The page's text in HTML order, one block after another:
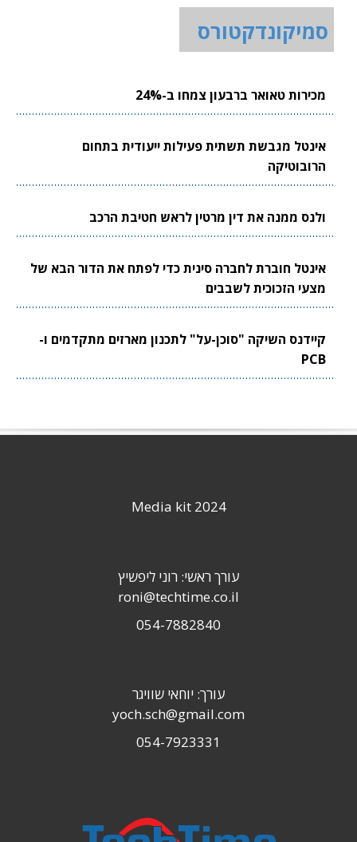
סמיקונדקטורס
מכירות טאואר ברבעון צמחו ב-24%
אינטל מגבשת תשתית פעילות ייעודית בתחום
הרובוטיקה
ולנס ממנה את דין מרטין לראש חטיבת הרכב
אינטל חוברת לחברה סינית כדי לפתח את הדור הבא של
מצעי הזכוכית לשבבים
קיידנס השיקה "סוכן-על" לתכנון מארזים מתקדמים ו-
PCB
Media kit 2024
עורך ראשי: רוני ליפשיץ
roni@techtime.co.il
054-7882840
עורך: יוחאי שוויגר
yoch.sch@gmail.com
054-7923331